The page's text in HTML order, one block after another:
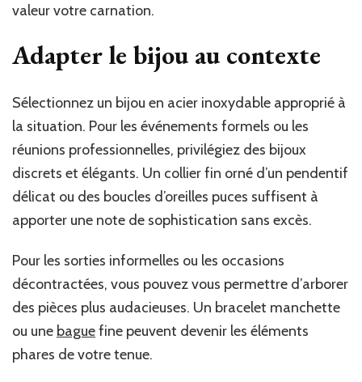
valeur votre carnation.
Adapter le bijou au contexte
Sélectionnez un bijou en acier inoxydable approprié à
la situation. Pour les événements formels ou les
réunions professionnelles, privilégiez des bijoux
discrets et élégants. Un collier fin orné d’un pendentif
délicat ou des boucles d’oreilles puces suffisent à
apporter une note de sophistication sans excès.
Pour les sorties informelles ou les occasions
décontractées, vous pouvez vous permettre d’arborer
des pièces plus audacieuses. Un bracelet manchette
ou une baguefine peuvent devenir les éléments
phares de votre tenue.